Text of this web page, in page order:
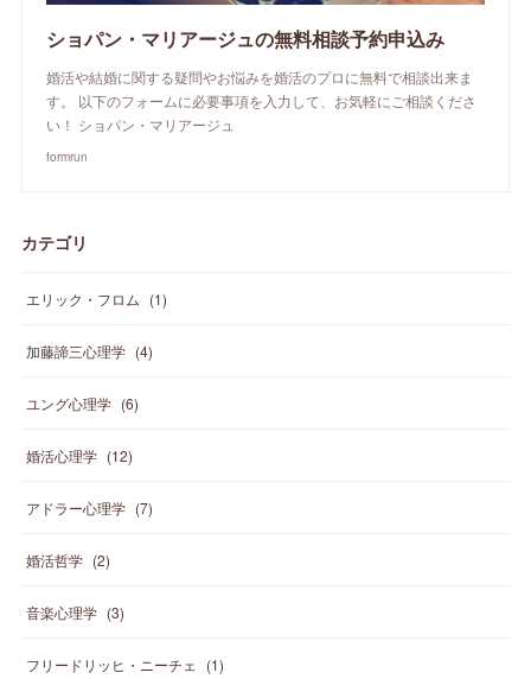
ショパン・マリアージュの無料相談予約申込み
婚活や結婚に関する疑問やお悩みを婚活のプロに無料で相談出来ま
す。 以下のフォームに必要事項を入力して、お気軽にご相談くださ
い！ ショパン・マリアージュ
formrun
カテゴリ
エリック・フロム (1)
加藤諦三心理学 (4)
ユング心理学 (6)
婚活心理学 (12)
アドラー心理学 (7)
婚活哲学 (2)
音楽心理学 (3)
フリードリッヒ・ニーチェ (1)